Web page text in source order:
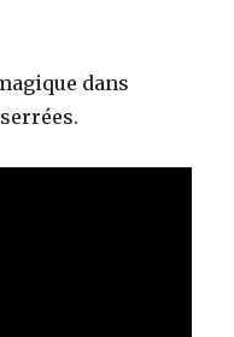
dans